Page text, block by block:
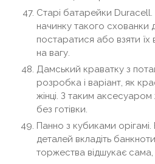
Старі батарейки
начинку такого схованки
постаратися або взяти їх
на вагу.
Дамський краватку з
розробка і варіант, як
жінці. З таким
без готівки.
Панно з кубиками
деталей вкладіть
торжества відшукає сама,